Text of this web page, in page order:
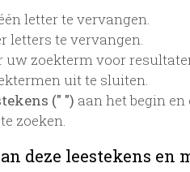
letter te vervangen.
letters te vervangen.
uw zoekterm voor
uit te sluiten.
(" ") aan het begin
zoeken.
deze leestekens en